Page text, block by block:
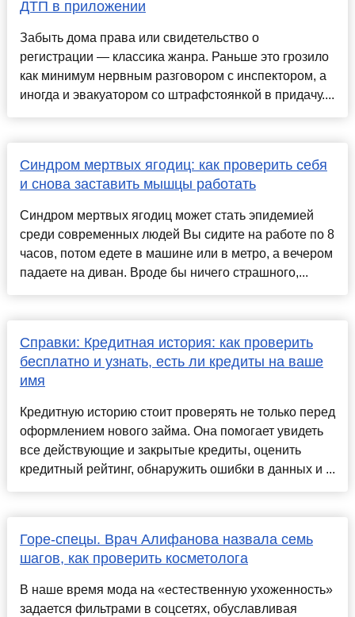
ДТП в приложении
Забыть дома права или свидетельство о
регистрации — классика жанра. Раньше это грозило
как минимум нервным разговором с инспектором, а
иногда и эвакуатором со штрафстоянкой в придачу....
Синдром мертвых ягодиц: как проверить себя
и снова заставить мышцы работать
Синдром мертвых ягодиц может стать эпидемией
среди современных людей Вы сидите на работе по 8
часов, потом едете в машине или в метро, а вечером
падаете на диван. Вроде бы ничего страшного,...
Справки: Кредитная история: как проверить
бесплатно и узнать, есть ли кредиты на ваше
имя
Кредитную историю стоит проверять не только перед
оформлением нового займа. Она помогает увидеть
все действующие и закрытые кредиты, оценить
кредитный рейтинг, обнаружить ошибки в данных и ...
Горе-спецы. Врач Алифанова назвала семь
шагов, как проверить косметолога
В наше время мода на «естественную ухоженность»
задается фильтрами в соцсетях, обуславливая